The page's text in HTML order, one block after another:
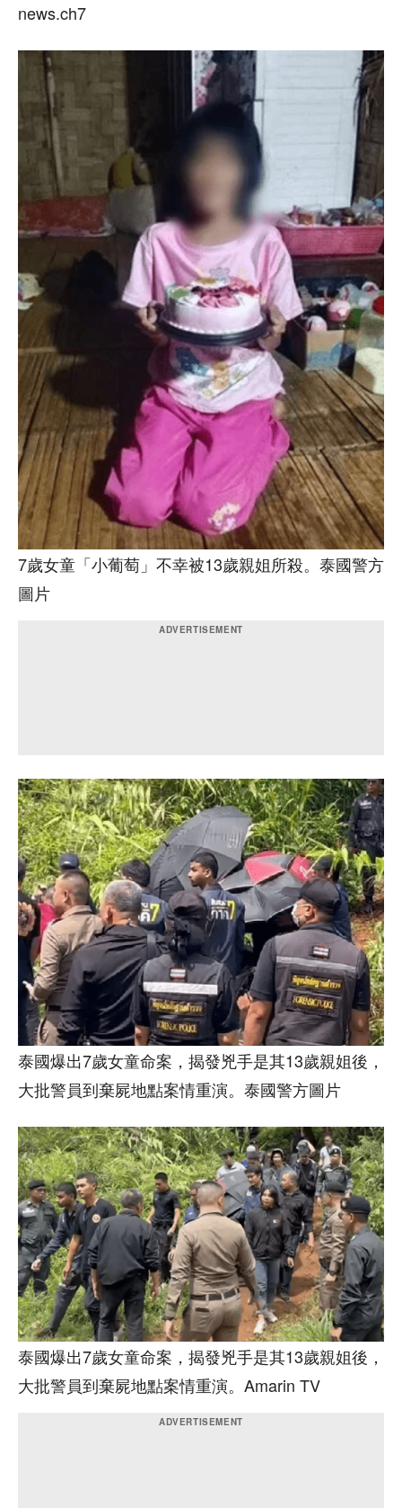
news.ch7
7歲女童「小葡萄」不幸被13歲親姐所殺。泰國警方
圖片
泰國爆出7歲女童命案，揭發兇手是其13歲親姐後，
大批警員到棄屍地點案情重演。泰國警方圖片
泰國爆出7歲女童命案，揭發兇手是其13歲親姐後，
大批警員到棄屍地點案情重演。Amarin TV